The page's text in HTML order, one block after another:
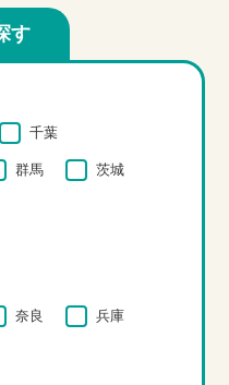
す
千葉
群馬 茨城
奈良 兵庫